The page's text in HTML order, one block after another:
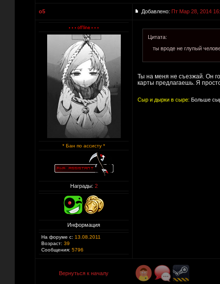
o5 Добавлено: Пт Мар 28, 2014
* Бан по ассисту *
Награды: 2
Информация
На форуме с: 13.08.2011
Возраст: 39
Сообщения: 5796
Цитата:
ты вроде не глупый
Ты на меня не съезжай. Он
карты предлагаешь. Я
Сыр и дырки в сыре: Больше
Вернуться к началу